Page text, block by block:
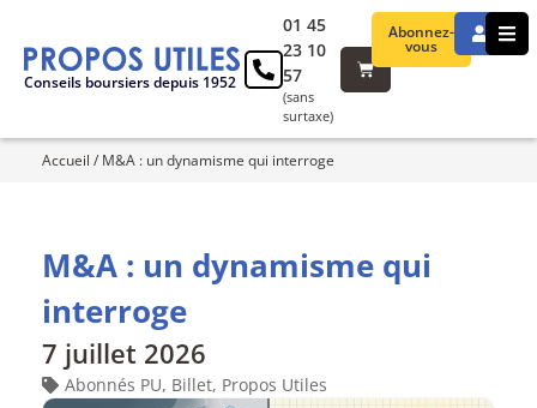
Conseils boursiers depuis 1952
Abonnez-
vous
01 45
23 10
57
(sans
surtaxe)
Accueil / M&A : un dynamisme qui interroge
M&A : un dynamisme qui
interroge
7 juillet 2026
Abonnés PU, Billet, Propos Utiles